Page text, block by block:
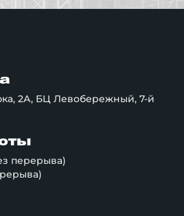
2А, БЦ Левобережный, 7-й
перерыва)